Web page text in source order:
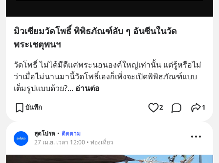
มิวเซียมวัดโพธิ์ พิพิธภัณฑ์ลับ ๆ อันซีนในวัด
พระเชตุพนฯ
วัดโพธิ์ ไม่ได้มีดีแค่พระนอนองค์ใหญ่เท่านั้น แต่รู้หรือไม่
ว่าเมื่อไม่นานมานี้วัดโพธิ์เองก็เพิ่งจะเปิดพิพิธภัณฑ์แบบ
เต็มรูปแบบด้วย?... อ่านต่อ
บันทึก 2 1
สุดโปรด • ติดตาม
27 เม.ย. เวลา 12:00 • ท่องเที่ยว